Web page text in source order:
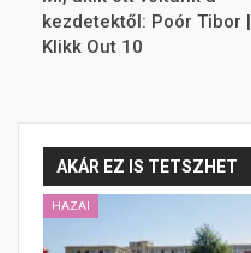
kezdetektől: Poór Tibor |
Klikk Out 10
AKÁR EZ IS TETSZHET
HAZAI